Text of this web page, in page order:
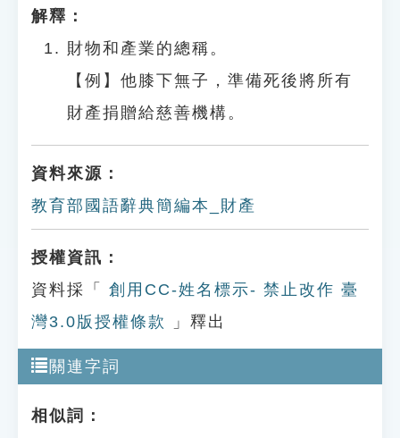
解釋：
財物和產業的總稱。
【例】他膝下無子，準備死後將所有
財產捐贈給慈善機構。
資料來源：
教育部國語辭典簡編本_財產
授權資訊：
資料採「
創用CC-姓名標示- 禁止改作 臺
灣3.0版授權條款
」釋出
關連字詞
相似詞：